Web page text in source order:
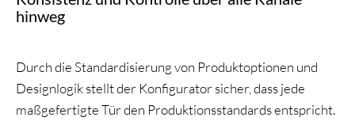
hinweg
Durch die Standardisierung von Produktoptionen und
Designlogik stellt der Konfigurator sicher, dass jede
maßgefertigte Tür den Produktionsstandards entspricht.